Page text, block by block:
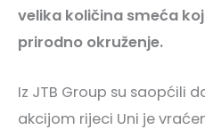
velika količina smeća
prirodno okruženje.
Iz JTB Group su saopćili
akcijom rijeci Uni je